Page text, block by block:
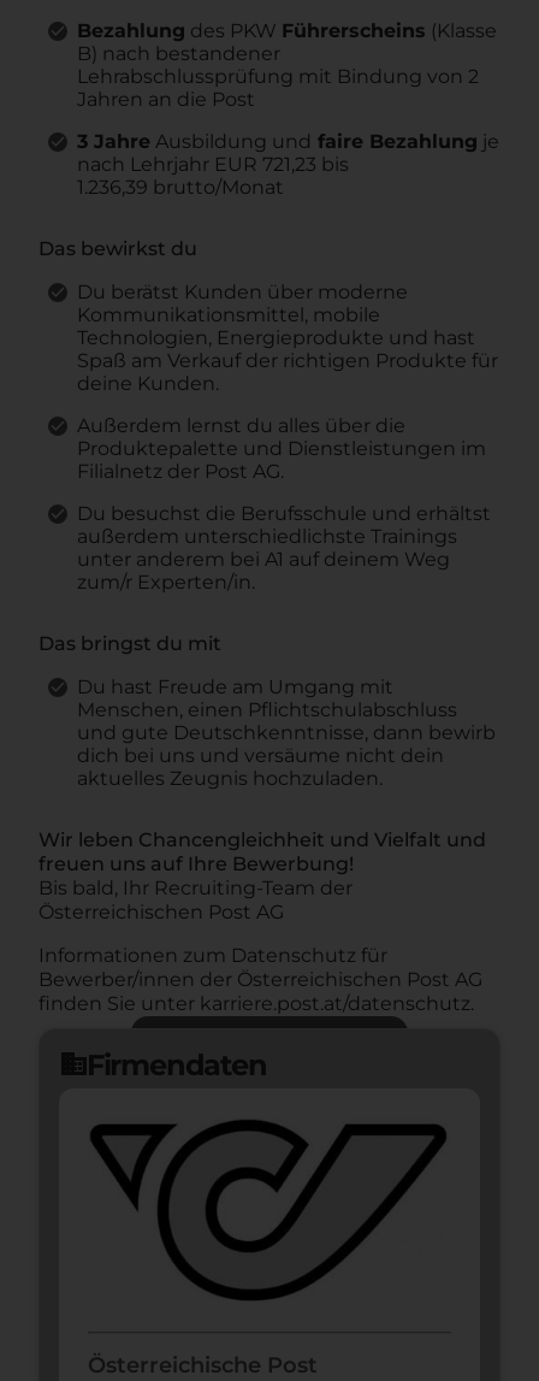
Bezahlung des PKW Führerscheins (Klasse
B) nach bestandener
Lehrabschlussprüfung mit Bindung von 2
Jahren an die Post
3 Jahre Ausbildung und faire Bezahlung je
nach Lehrjahr EUR 721,23 bis
1.236,39 brutto/Monat
Das bewirkst du
Du berätst Kunden über moderne
Kommunikationsmittel, mobile
Technologien, Energieprodukte und hast
Spaß am Verkauf der richtigen Produkte für
deine Kunden.
Außerdem lernst du alles über die
Produktepalette und Dienstleistungen im
Filialnetz der Post AG.
Du besuchst die Berufsschule und erhältst
außerdem unterschiedlichste Trainings
unter anderem bei A1 auf deinem Weg
zum/r Experten/in.
Das bringst du mit
Du hast Freude am Umgang mit
Menschen, einen Pflichtschulabschluss
und gute Deutschkenntnisse, dann bewirb
dich bei uns und versäume nicht dein
aktuelles Zeugnis hochzuladen.
Wir leben Chancengleichheit und Vielfalt und
freuen uns auf Ihre Bewerbung!
Bis bald, Ihr Recruiting-Team der
Österreichischen Post AG
Informationen zum Datenschutz für
Bewerber/innen der Österreichischen Post AG
finden Sie unter karriere.post.at/datenschutz.
domainFirmendaten
Österreichische Post